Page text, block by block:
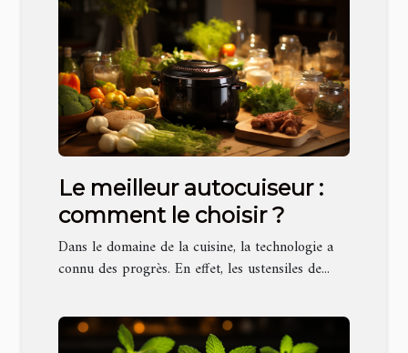
Le meilleur autocuiseur :
comment le choisir ?
Dans le domaine de la cuisine, la technologie a
connu des progrès. En effet, les ustensiles de...